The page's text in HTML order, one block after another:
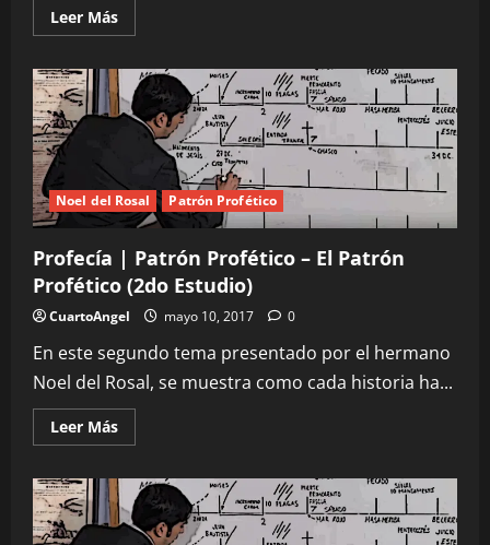
Leer MásLeer
más
Profecía
|
Patrón
Profético
Principio
del
Israel
Antiguo
[Moisés]
Estudio)
Noel del Rosal Patrón Profético
Profecía | Patrón Profético – El Patrón
Profético (2do Estudio)
CuartoAngel mayo 10, 2017 0
En este segundo tema presentado por el hermano
Noel del Rosal, se muestra como cada historia ha...
Leer MásLeer
más
Profecía
|
Patrón
Profético